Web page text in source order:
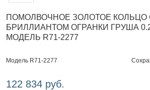
ПОМОЛВОЧНОЕ ЗОЛОТОЕ КОЛЬЦО
БРИЛЛИАНТОМ ОГРАНКИ ГРУША
МОДЕЛЬ R71-2277
Модель R71-2277
122 834 руб.